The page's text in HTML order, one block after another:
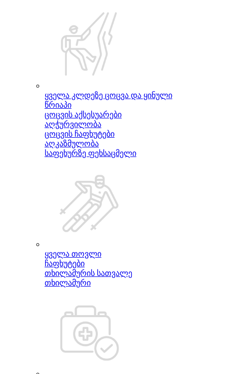
ყველა კლდეზე ცოცვა და ყინული
წრიაპი
ცოცვის აქსესუარები
აღჭურვილობა
ცოცვის ჩაფხუტები
აღკაზმულობა
საფეხურზე ფეხსაცმელი
ყველა თოვლი
ჩაფხუტები
თხილამურის სათვალე
თხილამური